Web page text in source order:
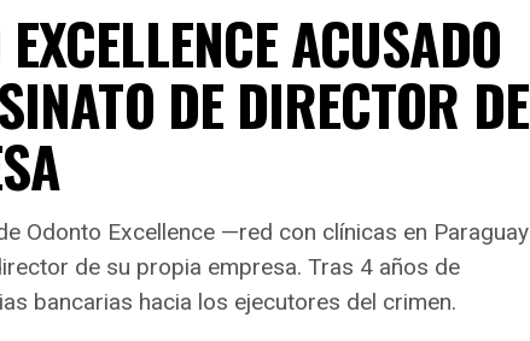
ACUSADO
DE DIRECTOR DE
Odonto Excellence —red con clínicas en Paraguay
de su propia empresa. Tras 4 años de
bancarias hacia los ejecutores del crimen.